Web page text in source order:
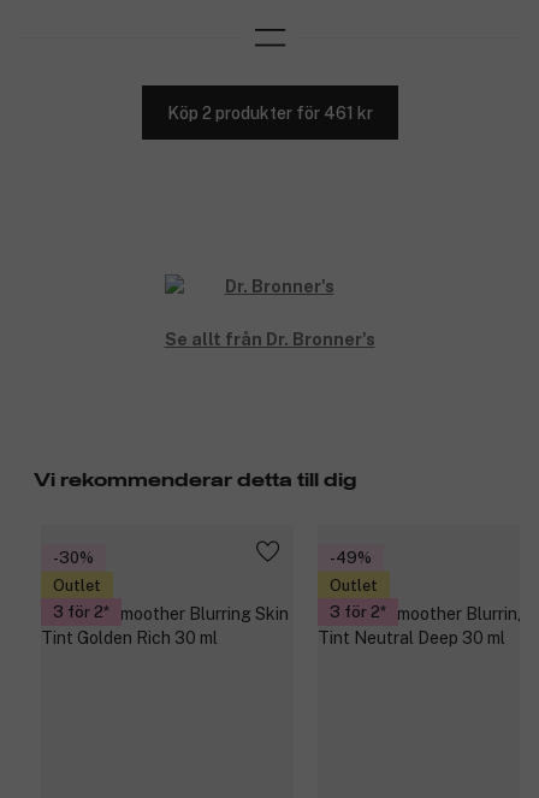
Köp 2 produkter för 461 kr
Se allt från Dr. Bronner's
Vi rekommenderar detta till dig
-30%
Outlet
3 för 2
-49%
Outlet
3 för 2